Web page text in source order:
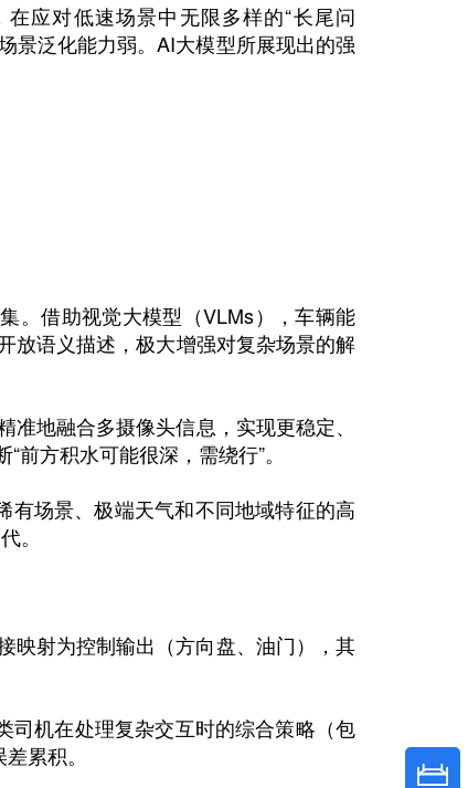
应对低速场景中无限多样的“长尾问
景泛化能力弱。AI大模型所展现出的强
。借助视觉大模型（VLMs），车辆能
放语义描述，极大增强对复杂场景的解
地融合多摄像头信息，实现更稳定、
方积水可能很深，需绕行”。
场景、极端天气和不同地域特征的高
。
映射为控制输出（方向盘、油门），其
司机在处理复杂交互时的综合策略（包
累积。